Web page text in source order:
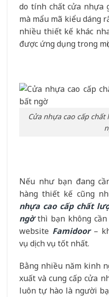
do tính chất cửa nhựa
mà mẩu mã kiểu dáng
nhiều thiết kế khác
được ứng dụng trong
Cửa nhựa cao cấp
Nếu như bạn đang
hàng thiết kế cũng
nhựa cao cấp chất
ngờthì bạn không
website Famidoor–
vụ dịch vụ tốt nhất.
Bằng nhiều năm kinh
xuất và cung cấp cửa
luôn tự hào là người